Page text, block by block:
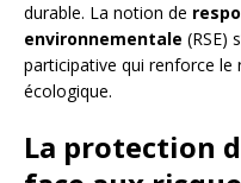
durable. La notion de
environnementale (RSE)
participative qui renforce le
écologique.
La protection